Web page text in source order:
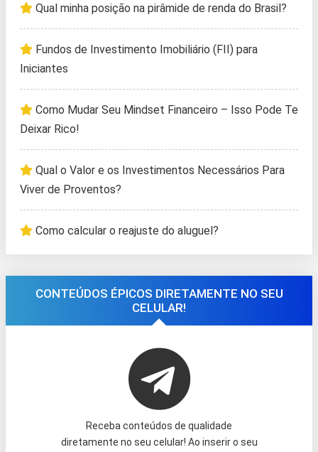
Qual minha posição na pirâmide de renda do Brasil?
Fundos de Investimento Imobiliário (FII) para
Iniciantes
Como Mudar Seu Mindset Financeiro – Isso Pode Te
Deixar Rico!
Qual o Valor e os Investimentos Necessários Para
Viver de Proventos?
Como calcular o reajuste do aluguel?
CONTEÚDOS ÉPICOS DIRETAMENTE NO SEU
CELULAR!
Receba conteúdos de qualidade
diretamente no seu celular! Ao inserir o seu